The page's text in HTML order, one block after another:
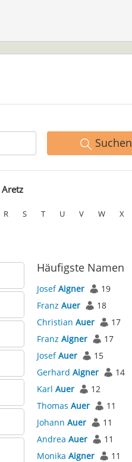
Suchen
Aretz
R S T U V W X
Häufigste Namen
JosefAigner
19
Franz Auer
18
Christian Auer
17
Franz Aigner
17
JosefAuer
15
Gerhard Aigner
14
Karl Auer
12
Thomas Auer
11
Johann Auer
11
Andrea Auer
11
Monika Aigner
11